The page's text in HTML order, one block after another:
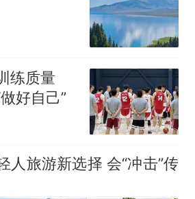
练质量
好自己”
人旅游新选择 会“冲击”传